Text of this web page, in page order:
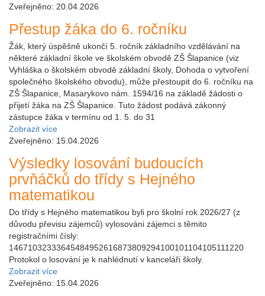
Zveřejněno: 20.04.2026
Přestup žáka do 6. ročníku
Žák, který úspěšně ukončí 5. ročník základního vzdělávání na
některé základní škole ve školském obvodě ZŠ Šlapanice (viz
Vyhláška o školském obvodě základní školy, Dohoda o vytvoření
společného školského obvodu), může přestoupit do 6. ročníku na
ZŠ Šlapanice, Masarykovo nám. 1594/16 na základě žádosti o
přijetí žáka na ZŠ Šlapanice. Tuto žádost podává zákonný
zástupce žáka v termínu od 1. 5. do 31
Zobrazit více
Zveřejněno: 15.04.2026
Výsledky losování budoucích
prvňáčků do třídy s Hejného
matematikou
Do třídy s Hejného matematikou byli pro školní rok 2026/27 (z
důvodu převisu zájemců) vylosováni zájemci s těmito
registračními čísly:
14671032333645484952616873809294100101104105111220
Protokol o losování je k nahlédnutí v kanceláři školy.
Zobrazit více
Zveřejněno: 15.04.2026